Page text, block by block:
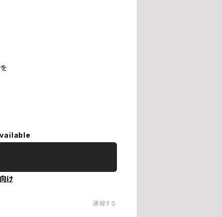
け
通報する